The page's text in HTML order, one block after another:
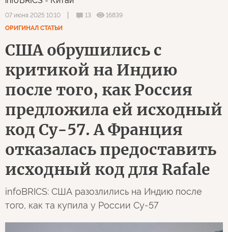
07 июня 2025 10:10 13
16839
ОРИГИНАЛ СТАТЬИ
США обрушились с
критикой на Индию
после того, как Россия
предложила ей исходный
код Су-57. А Франция
отказалась предоставить
исходный код для Rafale
infoBRICS: США разозлились на Индию после
того, как та купила у России Су-57